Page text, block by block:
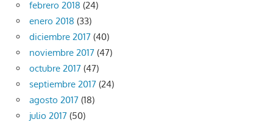
febrero 2018 (24)
enero 2018 (33)
diciembre 2017 (40)
noviembre 2017 (47)
octubre 2017 (47)
septiembre 2017 (24)
agosto 2017 (18)
julio 2017 (50)